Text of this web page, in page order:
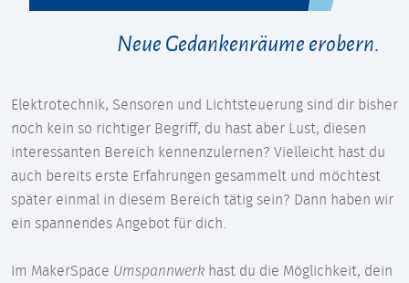
Neue Gedankenräume erobern.
Elektrotechnik, Sensoren und Lichtsteuerung sind dir bisher
noch kein so richtiger Begriff, du hast aber Lust, diesen
interessanten Bereich kennenzulernen? Vielleicht hast du
auch bereits erste Erfahrungen gesammelt und möchtest
später einmal in diesem Bereich tätig sein? Dann haben wir
ein spannendes Angebot für dich.
Im MakerSpace Umspannwerk hast du die Möglichkeit, dein